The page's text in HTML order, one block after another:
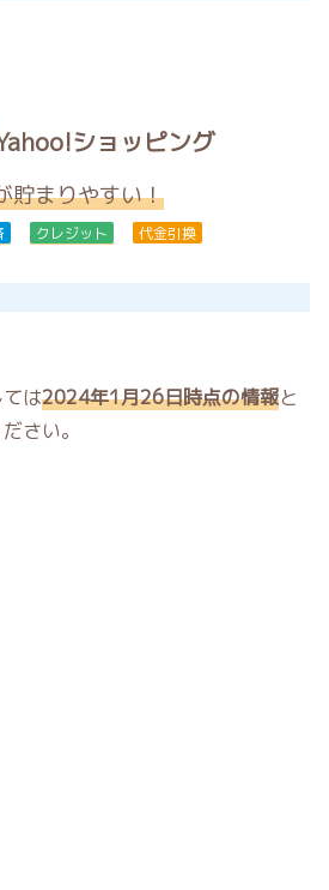
ショッピング
貯まりやすい！
クレジット 代金引換
は2024年1月26日時点の情報と
さい。